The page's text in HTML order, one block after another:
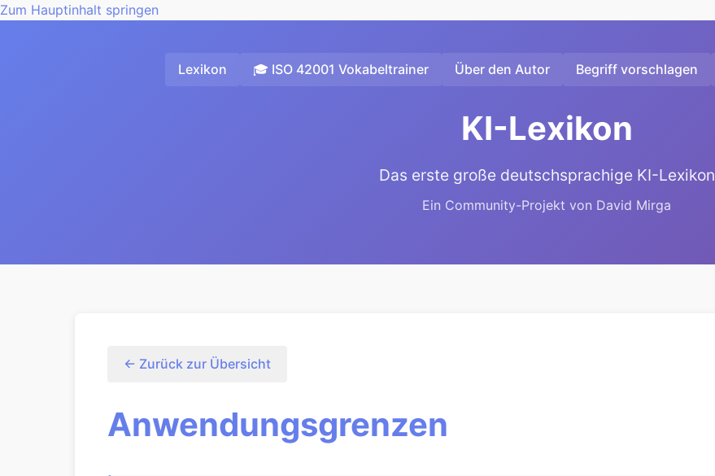
Zum Hauptinhalt springen
Lexikon 🎓 ISO 42001 Vokabeltrainer Über den Autor Begriff vorschlagen
KI-Lexikon
Das erste große deutschsprachige KI-Lexikon
Ein Community-Projekt von David Mirga
← Zurück zur Übersicht
Anwendungsgrenzen